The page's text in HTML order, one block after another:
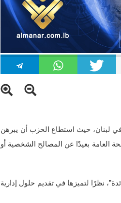
لبنان، حيث استطاع الحزب أن يبرهن
العامة بعيدًا عن المصالح الشخصية أو
نظرًا لتميزها في تقديم حلول إدارية